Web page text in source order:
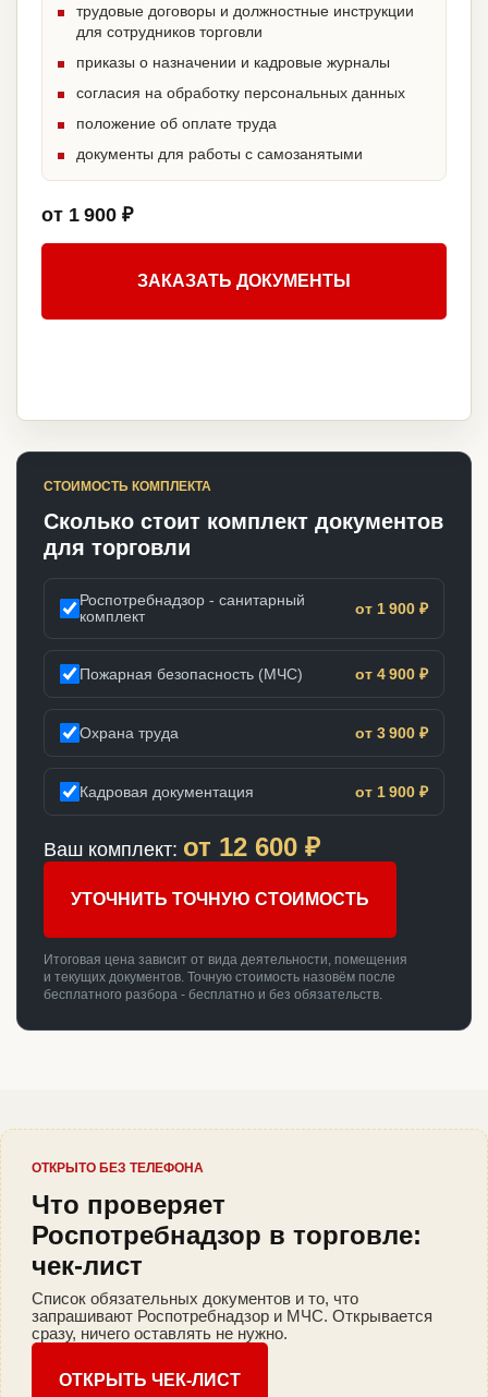
трудовые договоры и должностные инструкции
для сотрудников торговли
приказы о назначении и кадровые журналы
согласия на обработку персональных данных
положение об оплате труда
документы для работы с самозанятыми
от 1 900 ₽
ЗАКАЗАТЬ ДОКУМЕНТЫ
СТОИМОСТЬ КОМПЛЕКТА
Сколько стоит комплект документов
для торговли
Роспотребнадзор - санитарный
комплект
от 1 900 ₽
Пожарная безопасность (МЧС) от 4 900 ₽
Охрана труда от 3 900 ₽
Кадровая документация от 1 900 ₽
Ваш комплект: от 12 600 ₽
УТОЧНИТЬ ТОЧНУЮ СТОИМОСТЬ
Итоговая цена зависит от вида деятельности, помещения
и текущих документов. Точную стоимость назовём после
бесплатного разбора - бесплатно и без обязательств.
ОТКРЫТО БЕЗ ТЕЛЕФОНА
Что проверяет
Роспотребнадзор в торговле:
чек-лист
Список обязательных документов и то, что
запрашивают Роспотребнадзор и МЧС. Открывается
сразу, ничего оставлять не нужно.
ОТКРЫТЬ ЧЕК-ЛИСТ